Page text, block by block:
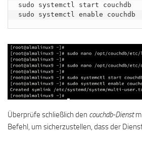
sudo systemctl start couchdb
sudo systemctl enable couchdb
Überprüfe schließlich den couchdb-Dienst
Befehl, um sicherzustellen, dass der